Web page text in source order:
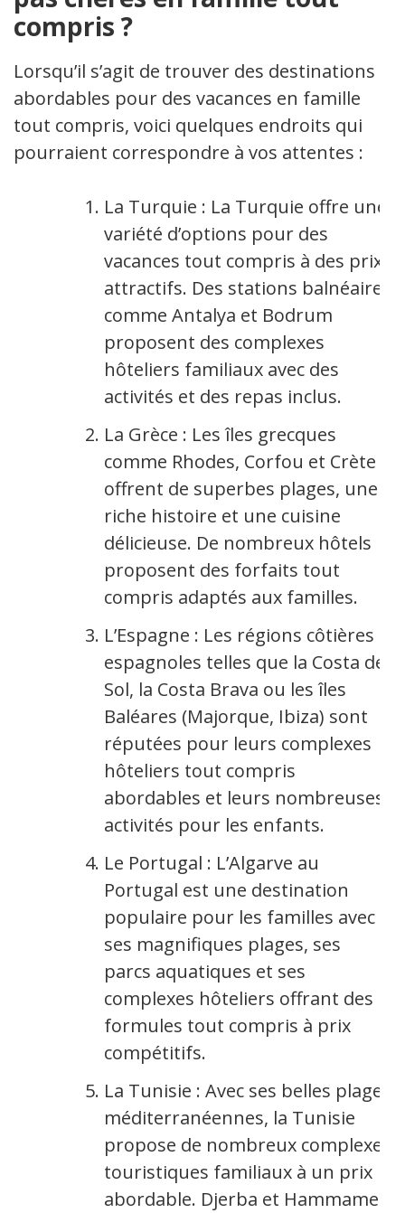
compris ?
Lorsqu’il s’agit de trouver des destinations
abordables pour des vacances en famille
tout compris, voici quelques endroits qui
pourraient correspondre à vos attentes :
La Turquie : La Turquie offre une
variété d’options pour des
vacances tout compris à des prix
attractifs. Des stations balnéaires
comme Antalya et Bodrum
proposent des complexes
hôteliers familiaux avec des
activités et des repas inclus.
La Grèce : Les îles grecques
comme Rhodes, Corfou et Crète
offrent de superbes plages, une
riche histoire et une cuisine
délicieuse. De nombreux hôtels
proposent des forfaits tout
compris adaptés aux familles.
L’Espagne : Les régions côtières
espagnoles telles que la Costa del
Sol, la Costa Brava ou les îles
Baléares (Majorque, Ibiza) sont
réputées pour leurs complexes
hôteliers tout compris
abordables et leurs nombreuses
activités pour les enfants.
Le Portugal : L’Algarve au
Portugal est une destination
populaire pour les familles avec
ses magnifiques plages, ses
parcs aquatiques et ses
complexes hôteliers offrant des
formules tout compris à prix
compétitifs.
La Tunisie : Avec ses belles plages
méditerranéennes, la Tunisie
propose de nombreux complexes
touristiques familiaux à un prix
abordable. Djerba et Hammamet